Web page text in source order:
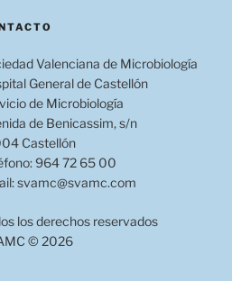
Valenciana de Microbiología
General de Castellón
de Microbiología
de Benicassim, s/n
Castellón
964 72 65 00
svamc@svamc.com
los derechos reservados
© 2026